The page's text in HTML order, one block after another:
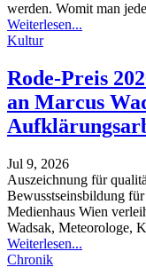
werden. Womit man
Weiterlesen...
Kultur
Rode-Preis
an Marcus
Jul 9, 2026
Auszeichnung für
Bewusstseinsbildung
Medienhaus Wien
Wadsak, Meteorologe,
Weiterlesen...
Chronik